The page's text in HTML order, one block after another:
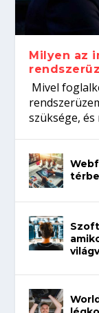
koffeinről?
Így
Tanulj
Milyen az
Mivel
szüksége, és